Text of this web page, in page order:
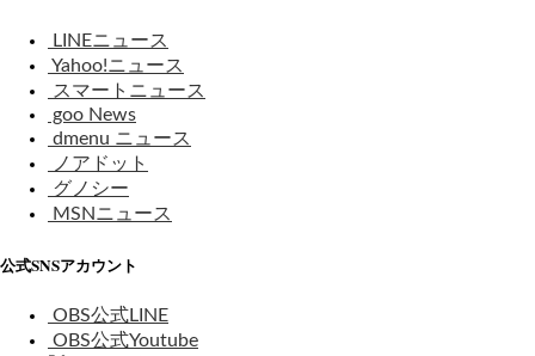
LINEニュース
Yahoo!ニュース
スマートニュース
goo News
dmenu ニュース
ノアドット
グノシー
MSNニュース
公式SNSアカウント
OBS公式LINE
OBS公式Youtube